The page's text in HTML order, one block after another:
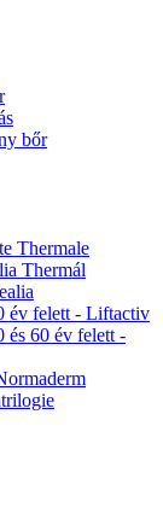
bőr
Thermale
Thermál
év felett - Liftactiv
és 60 év felett -